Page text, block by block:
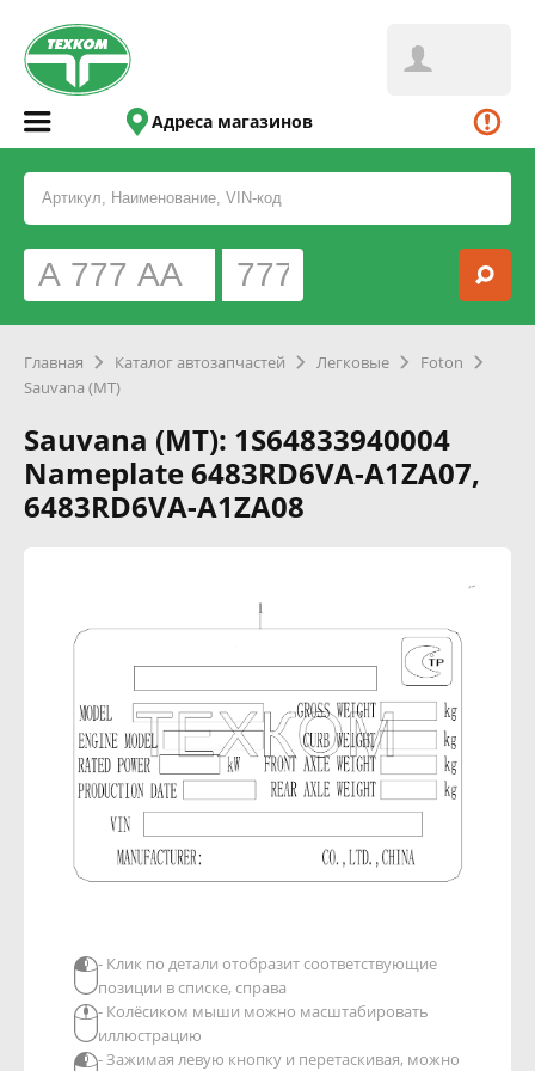
Адреса магазинов
Главная Каталог автозапчастей Легковые
Foton
Sauvana (MT)
Sauvana (MT): 1S64833940004
Nameplate 6483RD6VA-A1ZA07,
6483RD6VA-A1ZA08
- Клик по детали отобразит соответствующие
позиции в списке, справа
- Колёсиком мыши можно масштабировать
иллюстрацию
- Зажимая левую кнопку и перетаскивая, можно